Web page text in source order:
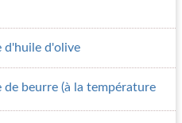
d'huile d'olive
de beurre (à la température